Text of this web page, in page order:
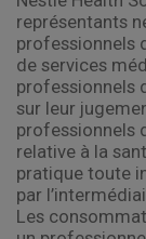
représentants
professionnels
de services
professionnels
sur leur
professionnels
relative à la
pratique toute
par
Les